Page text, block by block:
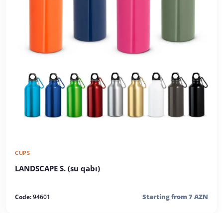
CUPS
LANDSCAPE S. (su qabı)
Code:94601 Starting from 7 AZN